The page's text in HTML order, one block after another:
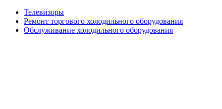
Телевизоры
Ремонт торгового холодильного оборудования
Обслуживание холодильного оборудования